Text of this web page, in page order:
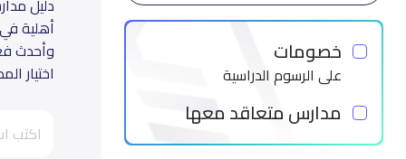
خصومات
على الرسوم الدراسية
مدارس متعاقد معها
أهلية
وأحدث
اختيار